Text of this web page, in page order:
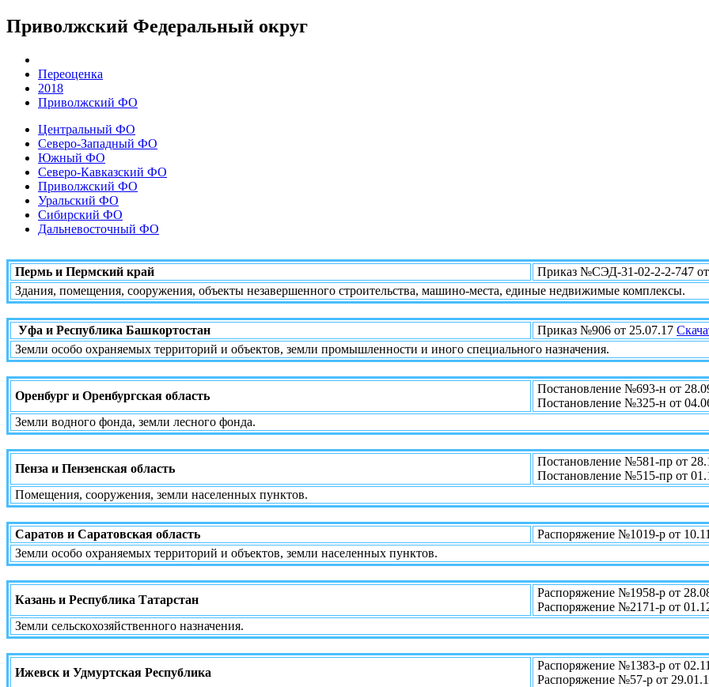
Приволжский Федеральный округ
Переоценка
2018
Приволжский ФО
Центральный ФО
Северо-Западный ФО
Южный ФО
Северо-Кавказский ФО
Приволжский ФО
Уральский ФО
Сибирский ФО
Дальневосточный ФО
Пермь и Пермский край
Приказ №СЭД-31-02-2-2-747
Здания, помещения, сооружения, объекты незавершенного строительства, машино-места, единые недвижимые комплексы.
Уфа и Республика Башкортостан Приказ №906 от 25.07.17
Земли особо охраняемых территорий и объектов, земли промышленности и иного специального назначения.
Оренбург и Оренбургская область
Постановление №693-н от
Постановление №325-н от
Земли водного фонда, земли лесного фонда.
Пенза и Пензенская область
Постановление №581-пр от
Постановление №515-пр от
Помещения, сооружения, земли населенных пунктов.
Саратов и Саратовская область
Распоряжение №1019-р от
Земли особо охраняемых территорий и объектов, земли населенных пунктов.
Казань и Республика Татарстан
Распоряжение №1958-р от
Распоряжение №2171-р от
Земли сельскохозяйственного назначения.
Ижевск и Удмуртская Республика
Распоряжение №1383-р от
Распоряжение №57-р от